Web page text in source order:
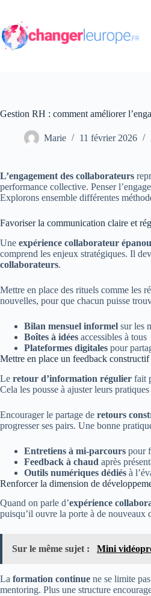
contenu
Gestion RH : comment améliorer
Marie 11 février 2026
L’engagement des collaborateurs
performance collective. Penser
Explorons ensemble différentes
Favoriser la communication claire et
Une expérience collaborateur
comprend les enjeux stratégiques. Il
collaborateurs.
Mettre en place des rituels comme les
nouvelles, pour que chacun puisse
Bilan mensuel informel sur les
Boîtes à idées accessibles à tous
Plateformes digitales pour
Mettre en place un feedback
Le retour d’information régulier fait
Cela les pousse à ajuster leurs
Encourager le partage de retours
progresser ses pairs. Une bonne
Entretiens à mi-parcours pour
Feedback à chaud après
Outils numériques dédiés à
Renforcer la dimension de
Quand on parle d’expérience
puisqu’il ouvre la porte à de nouveaux
Sur le même sujet : Mini
La formation continue ne se limite
mentoring. Plus une structure